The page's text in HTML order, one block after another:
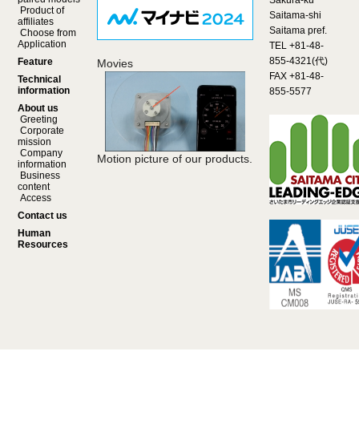
Product of
affiliates
Choose from
Application
Feature
Technical
information
About us
Greeting
Corporate
mission
Company
information
Business
content
Access
Contact us
Human
Resources
Movies
Motion picture of our products.
Saitama-shi
Saitama pref.
TEL +81-48-
855-4321(代)
FAX +81-48-
855-5577